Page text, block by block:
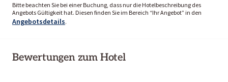
Bitte beachten Sie bei einer Buchung, dass nur die Hotelbeschreibung des
Angebots Gültigkeit hat. Diesen finden Sie im Bereich “Ihr Angebot” in den
Angebotsdetails.
Bewertungen zum Hotel